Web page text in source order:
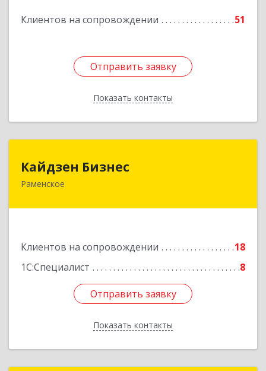
Клиентов на сопровождении 51
Отправить заявку
Показать контакты
Отправить заявку
Назад
Кайдзен Бизнес
Раменское
Клиентов на сопровождении
18
1С:Специалист
8
Отправить заявку
Показать контакты
Подробнее
Отправить заявку
Назад